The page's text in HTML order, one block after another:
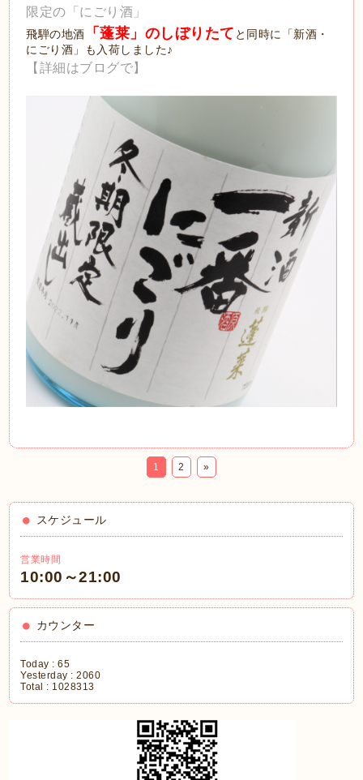
限定の「にごり酒」
飛騨の地酒 「蓬莱」のしぼりたて と同時に「新酒・
にごり酒」も入荷しました♪
【詳細はブログで】
1 2 »
スケジュール
営業時間
10:00～21:00
カウンター
Today :65
Yesterday :2060
Total : 1028313